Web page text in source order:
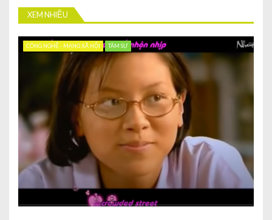
XEM NHIỀU
CÔNG NGHỆ - MẠNG XÃ HỘI TÂM SỰ